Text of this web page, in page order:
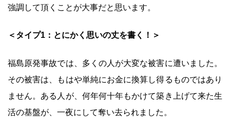
強調して頂くことが大事だと思います。
＜タイプ1：とにかく思いの丈を書く！＞
福島原発事故では、多くの人が大変な被害に遭いました。
その被害は、もはや単純にお金に換算し得るものではあり
ません。ある人が、何年何十年もかけて築き上げて来た生
活の基盤が、一夜にして奪い去られました。